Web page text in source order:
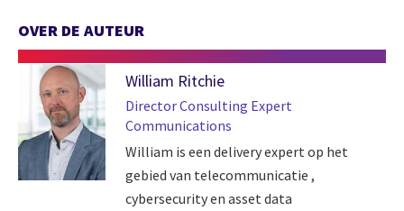
OVER DE AUTEUR
William Ritchie
Director Consulting Expert
Communications
William is een delivery expert op het
gebied van telecommunicatie ,
cybersecurity en asset data